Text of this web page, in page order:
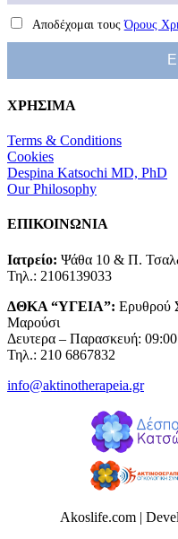
Αποδέχομαι τουςΌρους
ΧΡΗΣΙΜΑ
Terms & Conditions
Cookies
Despina Katsochi MD, PhD
Our Philosophy
ΕΠΙΚΟΙΝΩΝΙΑ
Ιατρείο: Ψάθα 10 & Π.
Τηλ.: 2106139033
ΔΘΚΑ “ΥΓΕΙΑ”: Ερυθρού
Μαρούσι
Δευτερα – Παρασκευή:
Τηλ.: 210 6867832
info@aktinotherapeia.gr
Akoslife.com |